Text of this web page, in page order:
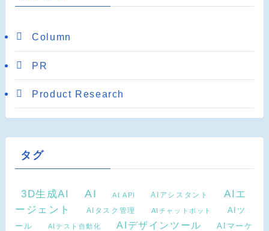
Column
PR
Product Research
タグ
3D生成AI AI AI API AIアシスタント
AIエ
ージェント
AIタスク管理 AIチャットボット
AIツ
ール
AIテスト自動化 AIデザインツール
AIマーケ